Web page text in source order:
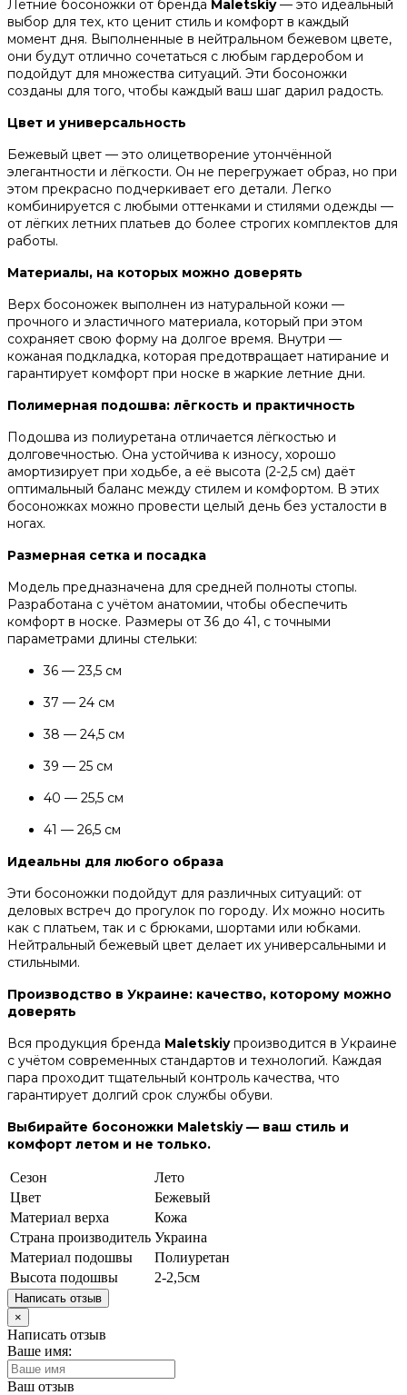
Летние босоножки от бренда Maletskiy— это идеальный
выбор для тех, кто ценит стиль и комфорт в каждый
момент дня. Выполненные в нейтральном бежевом цвете,
они будут отлично сочетаться с любым гардеробом и
подойдут для множества ситуаций. Эти босоножки
созданы для того, чтобы каждый ваш шаг дарил радость.
Цвет и универсальность
Бежевый цвет — это олицетворение утончённой
элегантности и лёгкости. Он не перегружает образ, но при
этом прекрасно подчеркивает его детали. Легко
комбинируется с любыми оттенками и стилями одежды —
от лёгких летних платьев до более строгих комплектов для
работы.
Материалы, на которых можно доверять
Верх босоножек выполнен из натуральной кожи —
прочного и эластичного материала, который при этом
сохраняет свою форму на долгое время. Внутри —
кожаная подкладка, которая предотвращает натирание и
гарантирует комфорт при носке в жаркие летние дни.
Полимерная подошва: лёгкость и практичность
Подошва из полиуретана отличается лёгкостью и
долговечностью. Она устойчива к износу, хорошо
амортизирует при ходьбе, а её высота (2-2,5 см) даёт
оптимальный баланс между стилем и комфортом. В этих
босоножках можно провести целый день без усталости в
ногах.
Размерная сетка и посадка
Модель предназначена для средней полноты стопы.
Разработана с учётом анатомии, чтобы обеспечить
комфорт в носке. Размеры от 36 до 41, с точными
параметрами длины стельки:
36 — 23,5 см
37 — 24 см
38 — 24,5 см
39 — 25 см
40 — 25,5 см
41 — 26,5 см
Идеальны для любого образа
Эти босоножки подойдут для различных ситуаций: от
деловых встреч до прогулок по городу. Их можно носить
как с платьем, так и с брюками, шортами или юбками.
Нейтральный бежевый цвет делает их универсальными и
стильными.
Производство в Украине: качество, которому можно
доверять
Вся продукция бренда Maletskiyпроизводится в Украине
с учётом современных стандартов и технологий. Каждая
пара проходит тщательный контроль качества, что
гарантирует долгий срок службы обуви.
Выбирайте босоножки Maletskiy — ваш стиль и
комфорт летом и не только.
Сезон
Лето
Цвет
Бежевый
Материал верха
Кожа
Страна производитель Украина
Материал подошвы
Полиуретан
Высота подошвы
2-2,5см
Написать отзыв
×
Написать отзыв
Ваше имя:
Ваш отзыв